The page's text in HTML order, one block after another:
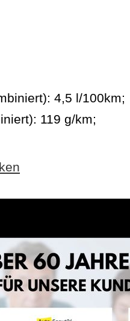
4,5 l/100km;
119 g/km;